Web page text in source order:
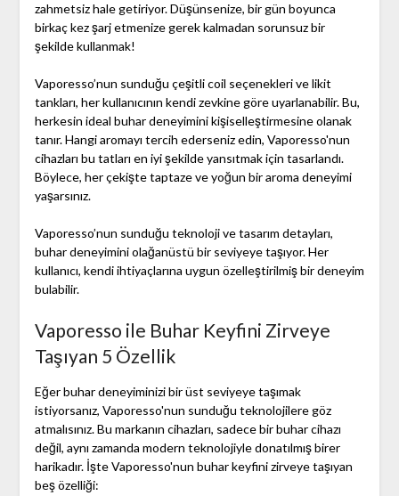
zahmetsiz hale getiriyor. Düşünsenize, bir gün boyunca
birkaç kez şarj etmenize gerek kalmadan sorunsuz bir
şekilde kullanmak!
Vaporesso’nun sunduğu çeşitli coil seçenekleri ve likit
tankları, her kullanıcının kendi zevkine göre uyarlanabilir. Bu,
herkesin ideal buhar deneyimini kişiselleştirmesine olanak
tanır. Hangi aromayı tercih ederseniz edin, Vaporesso'nun
cihazları bu tatları en iyi şekilde yansıtmak için tasarlandı.
Böylece, her çekişte taptaze ve yoğun bir aroma deneyimi
yaşarsınız.
Vaporesso’nun sunduğu teknoloji ve tasarım detayları,
buhar deneyimini olağanüstü bir seviyeye taşıyor. Her
kullanıcı, kendi ihtiyaçlarına uygun özelleştirilmiş bir deneyim
bulabilir.
Vaporesso ile Buhar Keyfini Zirveye
Taşıyan 5 Özellik
Eğer buhar deneyiminizi bir üst seviyeye taşımak
istiyorsanız, Vaporesso'nun sunduğu teknolojilere göz
atmalısınız. Bu markanın cihazları, sadece bir buhar cihazı
değil, aynı zamanda modern teknolojiyle donatılmış birer
harikadır. İşte Vaporesso'nun buhar keyfini zirveye taşıyan
beş özelliği: